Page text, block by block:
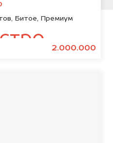
Битое, Премиум
2.000.000